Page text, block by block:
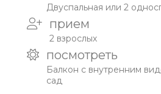
Двуспальная или 2
прием
2 взрослых
посмотреть
Балкон с внутренним
сад